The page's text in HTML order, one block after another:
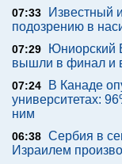
07:33
Известный
подозрению в
07:29
Юниорский
вышли в финал и
07:24
В Канаде
университетах:
ним
06:38 Сербия в
Израилем